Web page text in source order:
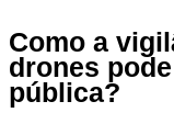
Como a
drones
pública?